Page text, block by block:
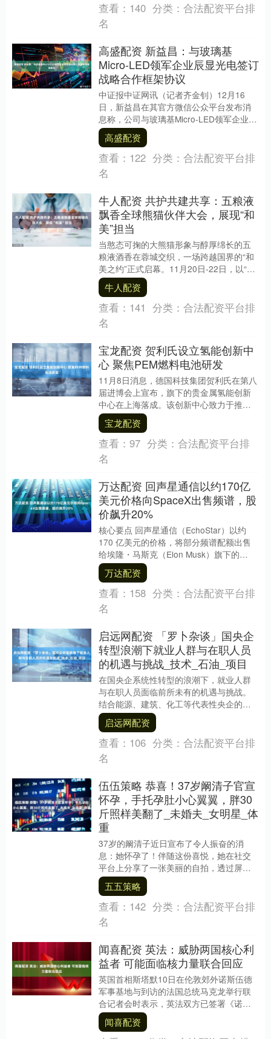
查看： 140 分类： 合法配资平台排
名
高盛配资 新益昌：与玻璃基
Micro-LED领军企业辰显光电签订
战略合作框架协议
中证报中证网讯（记者齐金钊）12月16
日，新益昌在其官方微信公众平台发布消
息称，公司与玻璃基Micro-LED领军企业辰
显光电正式签订战略合作框架协议。双方
将聚....
高盛配资
查看： 122 分类： 合法配资平台排
名
牛人配资 共护共建共享：五粮液
飘香全球熊猫伙伴大会，展现“和
美”担当
当憨态可掬的大熊猫形象与醇厚绵长的五
粮液酒香在蓉城交织，一场跨越国界的“和
美之约”正式启幕。11月20日-22日，以“共
护、共建、共享”为主题的2025全球熊猫....
牛人配资
查看： 141 分类： 合法配资平台排
名
宝龙配资 贺利氏设立氢能创新中
心 聚焦PEM燃料电池研发
11月8日消息，德国科技集团贺利氏在第八
届进博会上宣布，旗下的贵金属氢能创新
中心在上海落成。该创新中心致力于推动
氢能技术的突破与产业化应用，加速氢能
解决方案的广....
宝龙配资
查看： 97 分类： 合法配资平台排
名
万达配资 回声星通信以约170亿
美元价格向SpaceX出售频谱，股
价飙升20%
核心要点 回声星通信（EchoStar）以约
170 亿美元的价格，将部分频谱配额出售
给埃隆・马斯克（Elon Musk）旗下的
SpaceX。 此前在上月末，....
万达配资
查看： 158 分类： 合法配资平台排
名
启远网配资 「罗卜杂谈」国央企
转型浪潮下就业人群与在职人员
的机遇与挑战_技术_石油_项目
在国央企系统性转型的浪潮下，就业人群
与在职人员面临前所未有的机遇与挑战。
结合能源、建筑、化工等代表性央企的最
新动态，以下分维度提出应对策略，涵盖
就业选择、能力升....
启远网配资
查看： 106 分类： 合法配资平台排
名
伍伍策略 恭喜！37岁阚清子官宣
怀孕，手托孕肚小心翼翼，胖30
斤照样美翻了_未婚夫_女明星_体
重
37岁的阚清子近日宣布了令人振奋的消
息：她怀孕了！伴随这份喜悦，她在社交
平台上分享了一张美丽的自拍，透过屏
幕，幸福感几乎要溢出。 这位准妈妈的状
态与传统印象中的....
五五策略
查看： 142 分类： 合法配资平台排
名
闻喜配资 英法：威胁两国核心利
益者 可能面临核力量联合回应
英国首相斯塔默10日在伦敦郊外诺斯伍德
军事基地与到访的法国总统马克龙举行联
合记者会时表示，英法双方已签署《诺斯
伍德宣言》，首次明确双方将就各自独立
的核威慑力量进....
闻喜配资